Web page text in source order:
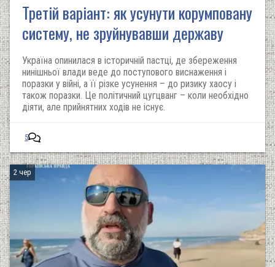
Третій варіант: як усунути корумповану
систему, не зруйнувавши державу
Україна опинилася в історичній пастці, де збереження
нинішньої влади веде до поступового виснаження і
поразки у війні, а її різке усунення – до ризику хаосу і
також поразки. Це політичний цугцванг – коли необхідно
діяти, але прийнятних ходів не існує.
5
2 чер